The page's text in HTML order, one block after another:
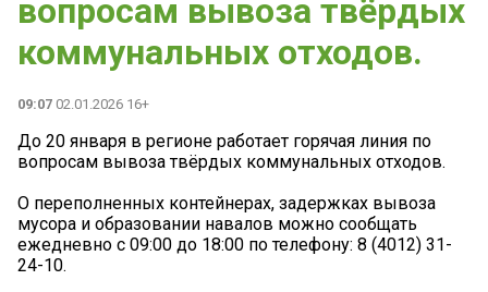
вопросам вывоза твёрдых
коммунальных отходов.
09:07 02.01.2026 16+
До 20 января в регионе работает горячая линия по
вопросам вывоза твёрдых коммунальных отходов.
О переполненных контейнерах, задержках вывоза
мусора и образовании навалов можно сообщать
ежедневно с 09:00 до 18:00 по телефону: 8 (4012) 31-
24-10.